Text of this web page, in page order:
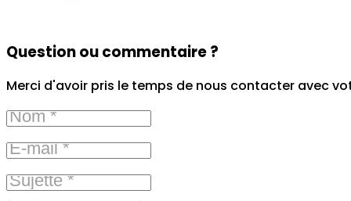
Question ou commentaire ?
Merci d'avoir pris le temps de nous contacter avec